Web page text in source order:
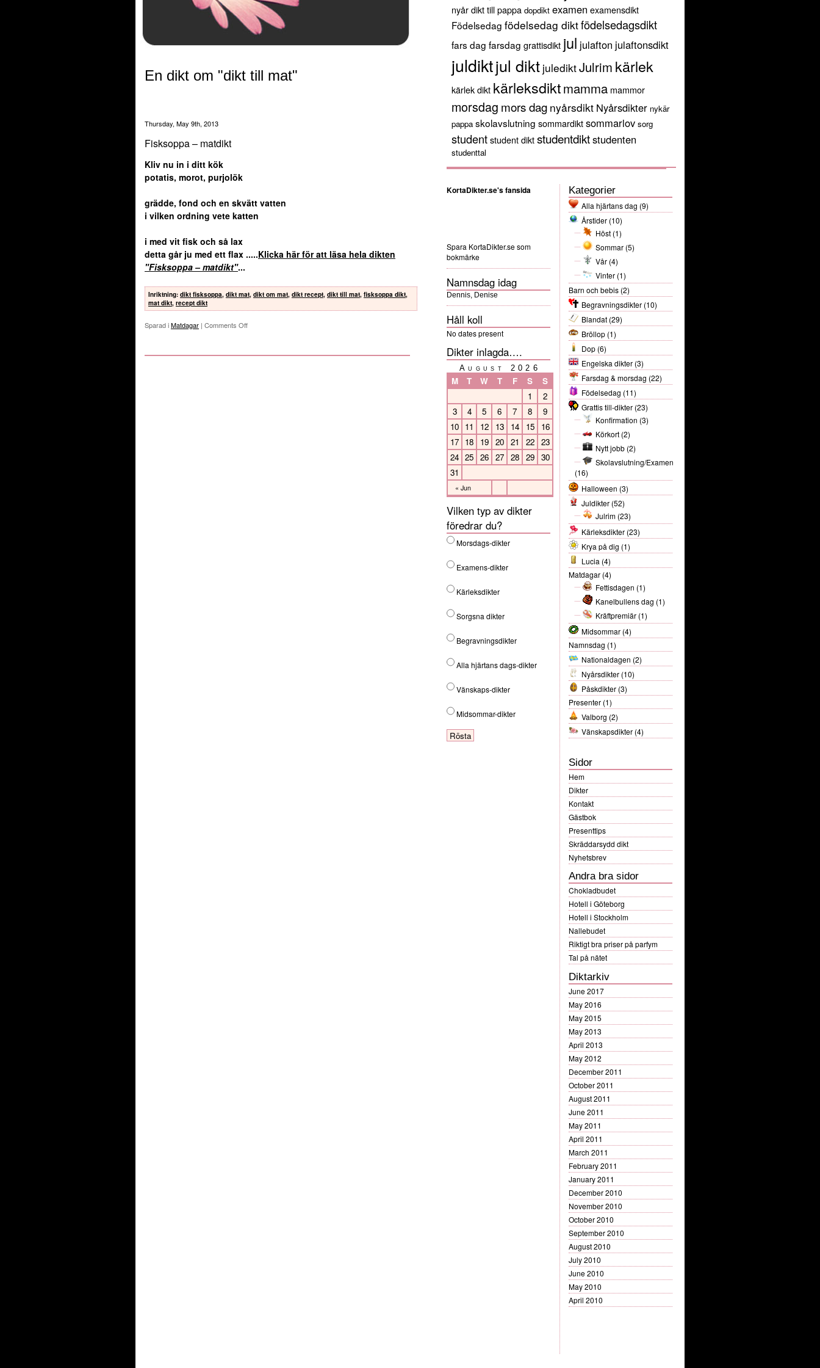
En dikt om "dikt till mat"
Thursday, May 9th, 2013
Fisksoppa – matdikt
Kliv nu in i ditt kök
potatis, morot, purjolök
grädde, fond och en skvätt vatten
i vilken ordning vete katten
i med vit fisk och så lax
detta går ju med ett flax .....Klicka här för att läsa hela dikten
"Fisksoppa – matdikt"...
Inriktning: dikt fisksoppa, dikt mat, dikt om mat, dikt recept, dikt till mat, fisksoppa dikt,
mat dikt, recept dikt
Sparad iMatdagar | Comments Off
nyårdikt till pappa dopdikt examen examensdikt
Födelsedag födelsedag diktfödelsedagsdikt
fars dag farsdag grattisdikt jul julafton julaftonsdikt
juldiktjul dikt julediktJulrim kärlek
kärlek dikt kärleksdiktmamma mammor
morsdag mors dag nyårsdikt Nyårsdikter nykär
pappa skolavslutning sommardiktsommarlov sorg
studentstudent diktstudentdiktstudenten
studenttal
Kategorier
Alla hjärtans dag (9)
Årstider (10)
Höst (1)
Sommar (5)
Vår (4)
Vinter (1)
Barn och bebis (2)
Begravningsdikter (10)
Blandat (29)
Bröllop (1)
Dop (6)
Engelska dikter (3)
Farsdag & morsdag (22)
Födelsedag (11)
Grattis till-dikter (23)
Konfirmation (3)
Körkort (2)
Nytt jobb (2)
Skolavslutning/Examen
(16)
Halloween (3)
Juldikter (52)
Julrim (23)
Kärleksdikter (23)
Krya på dig (1)
Lucia (4)
Matdagar (4)
Fettisdagen (1)
Kanelbullens dag (1)
Kräftpremiär (1)
Midsommar (4)
Namnsdag (1)
Nationaldagen (2)
Nyårsdikter (10)
Påskdikter (3)
Presenter (1)
Valborg (2)
Vänskapsdikter (4)
Sidor
Hem
Dikter
Kontakt
Gästbok
Presenttips
Skräddarsydd dikt
Nyhetsbrev
Andra bra sidor
Chokladbudet
Hotell i Göteborg
Hotell i Stockholm
Nallebudet
Riktigt bra priser på parfym
Tal på nätet
Diktarkiv
June 2017
May 2016
May 2015
May 2013
April 2013
May 2012
December 2011
October 2011
August 2011
June 2011
May 2011
April 2011
March 2011
February 2011
January 2011
December 2010
November 2010
October 2010
September 2010
August 2010
July 2010
June 2010
May 2010
April 2010
KortaDikter.se's fansida
Spara KortaDikter.se som
bokmärke
Namnsdag idag
Dennis, Denise
Håll koll
No dates present
Dikter inlagda….
August 2026
M T W T F S S
« Jun
1
2
3
4 5 6 7 8
9
10 11 12 13 14 15
16
17 18 19 20 21 22
23
24 25 26 27 28 29
30
31
Vilken typ av dikter
föredrar du?
Morsdags-dikter
Examens-dikter
Kärleksdikter
Sorgsna dikter
Begravningsdikter
Alla hjärtans dags-dikter
Vänskaps-dikter
Midsommar-dikter